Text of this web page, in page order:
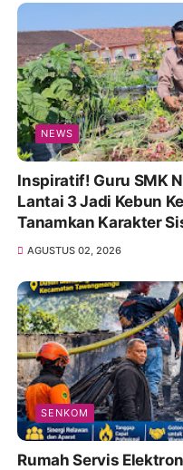
NEWS
Inspiratif! Guru SMK
Lantai 3 Jadi Kebun
Tanamkan Karakter
AGUSTUS 02, 2026
SENKOM
Rumah Servis